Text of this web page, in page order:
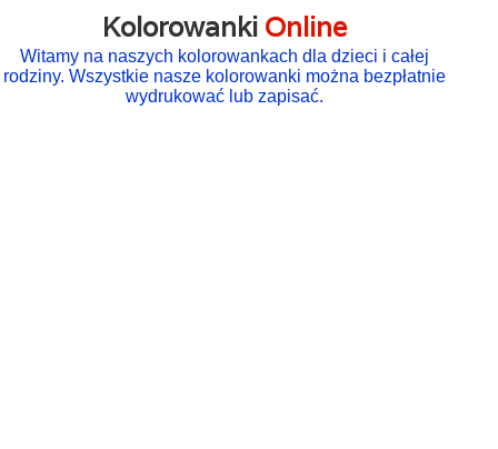
Kolorowanki Online
Witamy na naszych kolorowankach dla dzieci i całej
rodziny. Wszystkie nasze kolorowanki można bezpłatnie
wydrukować lub zapisać.